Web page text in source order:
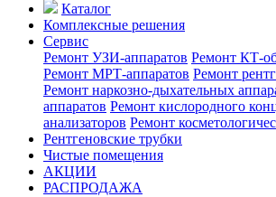
Каталог
Комплексные решения
Сервис
Ремонт УЗИ-аппаратов Ремонт КТ-
Ремонт МРТ-аппаратов Ремонт
Ремонт наркозно-дыхательных
аппаратов Ремонт кислородного
анализаторов Ремонт
Рентгеновские трубки
Чистые помещения
АКЦИИ
РАСПРОДАЖА